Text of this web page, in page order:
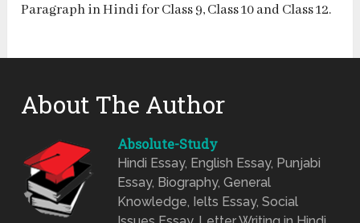
Paragraph in Hindi for Class 9, Class 10 and Class 12.
About The Author
Absolute-Study
Hindi Essay, English Essay, Punjabi
Essay, Biography, General
Knowledge, Ielts Essay, Social